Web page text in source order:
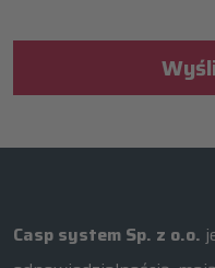
Casp system Sp. z o.o.